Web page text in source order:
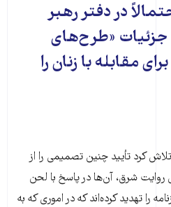
در دفتر رهبر
جزئیات «طرح‌های
مقابله با زنان را
کرد تأیید چنین تصمیمی را از
روایت شرق، آن‌ها در پاسخ با لحن
را تهدید کرده‌اند که در اموری که به